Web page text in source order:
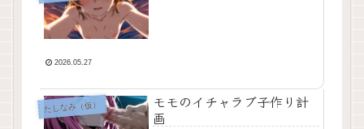
2026.05.27
たしなみ（仮）
モモのイチャラブ子作り計
画